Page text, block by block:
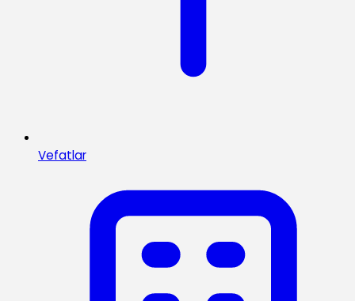
Vefatlar